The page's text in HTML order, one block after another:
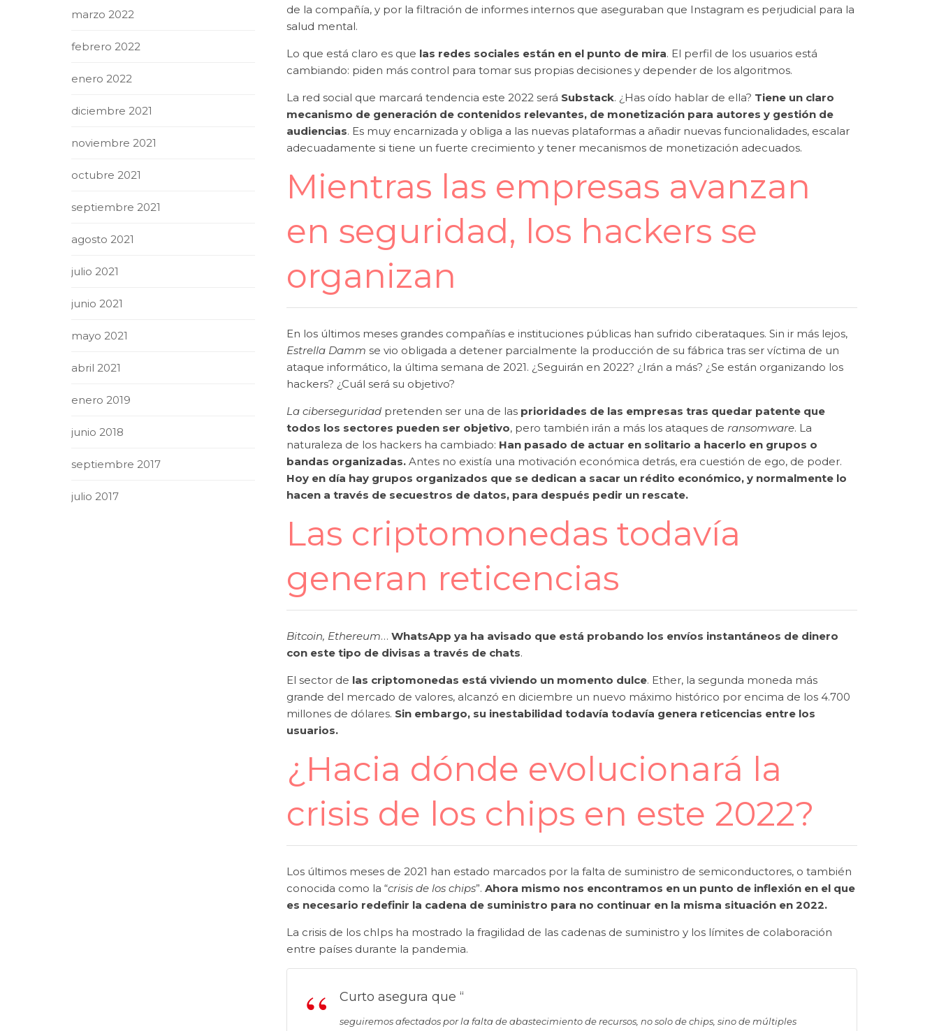
de la compañía, y por la filtración de informes internos que aseguraban que Instagram es perjudicial para la
salud mental.
Lo que está claro es que las redes sociales están en el punto de mira. El perfil de los usuarios está
cambiando: piden más control para tomar sus propias decisiones y depender de los algoritmos.
La red social que marcará tendencia este 2022 será Substack. ¿Has oído hablar de ella? Tiene un claro
mecanismo de generación de contenidos relevantes, de monetización para autores y gestión de
audiencias. Es muy encarnizada y obliga a las nuevas plataformas a añadir nuevas funcionalidades, escalar
adecuadamente si tiene un fuerte crecimiento y tener mecanismos de monetización adecuados.
Mientras las empresas avanzan
en seguridad, los hackers se
organizan
En los últimos meses grandes compañías e instituciones públicas han sufrido ciberataques. Sin ir más lejos,
Estrella Damm se vio obligada a detener parcialmente la producción de su fábrica tras ser víctima de un
ataque informático, la última semana de 2021. ¿Seguirán en 2022? ¿Irán a más? ¿Se están organizando los
hackers? ¿Cuál será su objetivo?
La ciberseguridadpretenden ser una de las prioridades de las empresas tras quedar patente que
todos los sectores pueden ser objetivo, pero también irán a más los ataques de ransomware. La
naturaleza de los hackers ha cambiado: Han pasado de actuar en solitario a hacerlo en grupos o
bandas organizadas.Antes no existía una motivación económica detrás, era cuestión de ego, de poder.
Hoy en día hay grupos organizados que se dedican a sacar un rédito económico, y normalmente lo
hacen a través de secuestros de datos, para después pedir un rescate.
Las criptomonedas todavía
generan reticencias
Bitcoin, Ethereum… WhatsApp ya ha avisado que está probando los envíos instantáneos de dinero
con este tipo de divisas a través de chats.
El sector de las criptomonedas está viviendo un momento dulce. Ether, la segunda moneda más
grande del mercado de valores, alcanzó en diciembre un nuevo máximo histórico por encima de los 4.700
millones de dólares. Sin embargo, su inestabilidad todavía todavía genera reticencias entre los
usuarios.
¿Hacia dónde evolucionará la
crisis de los chips en este 2022?
Los últimos meses de 2021 han estado marcados por la falta de suministro de semiconductores, o también
conocida como la “crisis de los chips”. Ahora mismo nos encontramos en un punto de inflexión en el que
es necesario redefinir la cadena de suministro para no continuar en la misma situación en 2022.
La crisis de los chIps ha mostrado la fragilidad de las cadenas de suministro y los límites de colaboración
entre países durante la pandemia.
Curto asegura que “
seguiremos afectados por la falta de abastecimiento de recursos, no solo de chips, sino de múltiples
marzo 2022
febrero 2022
enero 2022
diciembre 2021
noviembre 2021
octubre 2021
septiembre 2021
agosto 2021
julio 2021
junio 2021
mayo 2021
abril 2021
enero 2019
junio 2018
septiembre 2017
julio 2017